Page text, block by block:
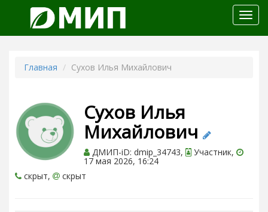
меню
Главная Сухов Илья Михайлович
Сухов Илья
Михайлович
ДМИП-iD: dmip_34743, Участник,
17 мая 2026, 16:24
скрыт,
скрыт